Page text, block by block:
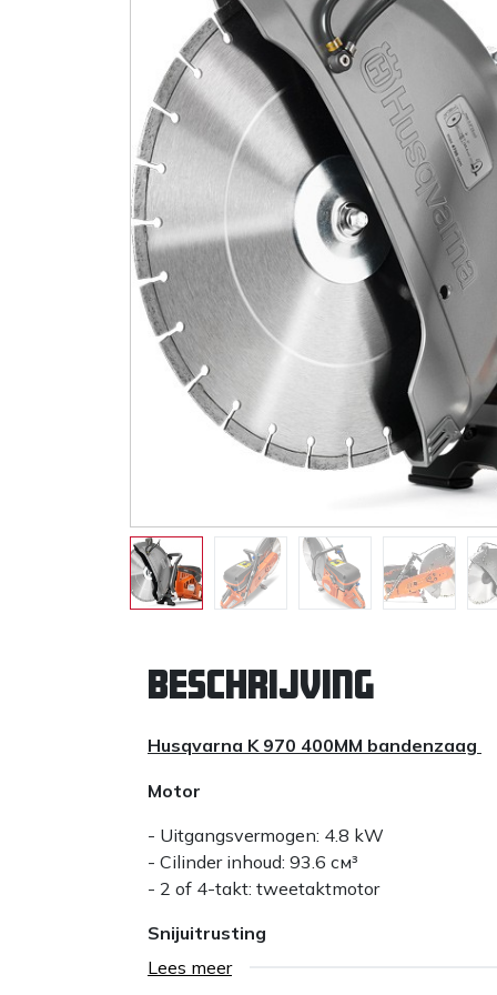
Beschrijving
Husqvarna K 970 400MM bandenzaag
Motor
- Uitgangsvermogen: 4.8 kW
- Cilinder inhoud: 93.6 см³
- 2 of 4-takt: tweetaktmotor
Snijuitrusting
- Max snijdiepte: 155 mm
Lees meer